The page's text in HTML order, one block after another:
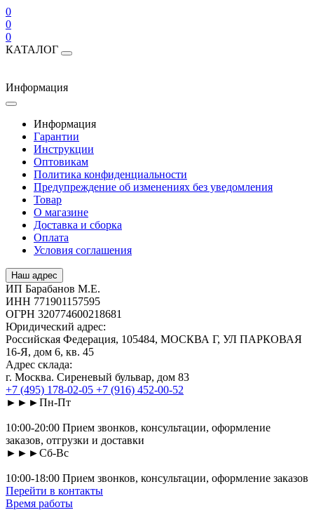
0
0
0
КАТАЛОГ
Информация
Информация
Гарантии
Инструкции
Оптовикам
Политика конфиденциальности
Предупреждение об изменениях без уведомления
Товар
О магазине
Доставка и сборка
Оплата
Условия соглашения
Наш адрес
ИП Барабанов М.Е.
ИНН 771901157595
ОГРН 320774600218681
Юридический адрес:
Российская Федерация, 105484, МОСКВА Г, УЛ ПАРКОВАЯ
16-Я, дом 6, кв. 45
Адрес склада:
г. Москва. Сиреневый бульвар, дом 83
+7 (495) 178-02-05 +7 (916) 452-00-52
►►►Пн-Пт
10:00-20:00 Прием звонков, консультации, оформление
заказов, отгрузки и доставки
►►►Сб-Вс
10:00-18:00 Прием звонков, консультации, оформление заказов
Перейти в контакты
Время работы